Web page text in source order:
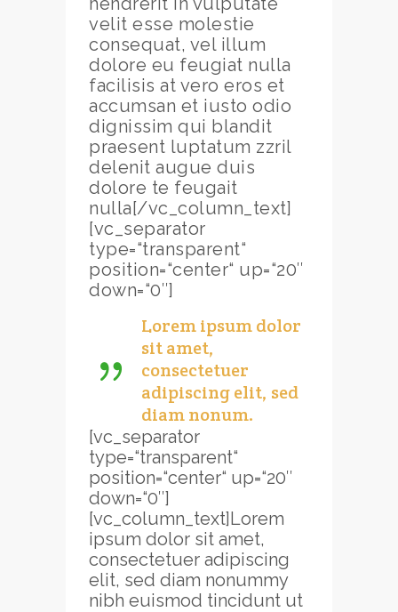
velit esse molestie
consequat, vel illum
dolore eu feugiat nulla
facilisis at vero eros et
accumsan et iusto odio
dignissim qui blandit
praesent luptatum zzril
delenit augue duis
dolore te feugait
nulla[/vc_column_text]
[vc_separator
type=“transparent“
position=“center“ up=“20″
down=“0″]
Lorem ipsum dolor
sit amet,
consectetuer
adipiscing elit, sed
diam nonum.
[vc_separator
type=“transparent“
position=“center“ up=“20″
down=“0″]
[vc_column_text]Lorem
ipsum dolor sit amet,
consectetuer adipiscing
elit, sed diam nonummy
nibh euismod tincidunt ut